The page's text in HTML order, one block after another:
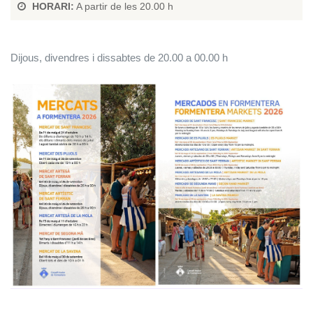
HORARI: A partir de les 20.00 h
Dijous, divendres i dissabtes de 20.00 a 00.00 h